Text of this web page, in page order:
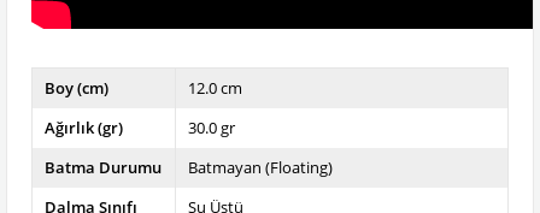
Boy (cm)
12.0 cm
Ağırlık (gr)
30.0 gr
Batma Durumu
Batmayan (Floating)
Dalma Sınıfı
Su Üstü